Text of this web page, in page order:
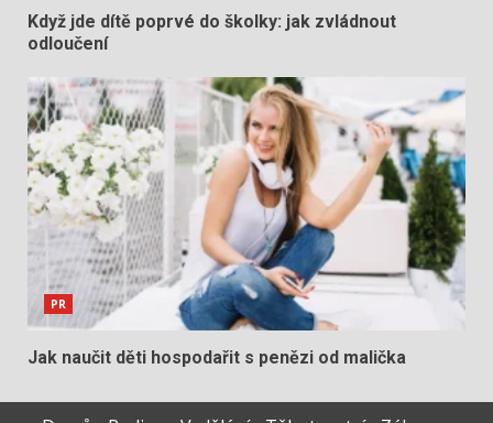
Když jde dítě poprvé do školky: jak zvládnout
odloučení
PR
Jak naučit děti hospodařit s penězi od malička